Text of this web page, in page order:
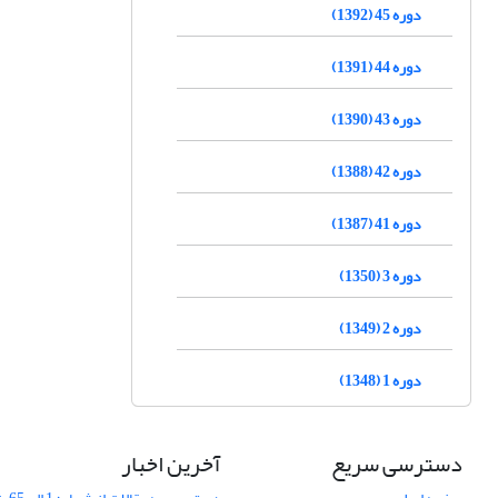
دوره 45 (1392)
دوره 44 (1391)
دوره 43 (1390)
دوره 42 (1388)
دوره 41 (1387)
دوره 3 (1350)
دوره 2 (1349)
دوره 1 (1348)
دسترسی سریع آخرین اخبار